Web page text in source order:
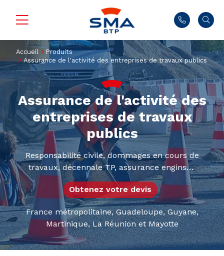
Accueil
Produits
Assurance de l'activité des entreprises de travaux publics
Assurance de l'activité des
entreprises de travaux
publics
Responsabilité civile, dommages en cours de
travaux, décennale TP, assurance engins…
Obtenez votre devis
France métropolitaine, Guadeloupe, Guyane,
Martinique, La Réunion et Mayotte